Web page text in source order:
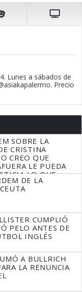
Lunes a sábados de
Precio
SOBRE LA
CRISTINA
CREO QUE
LE PUEDA
LO QUE
DE LA
CUMPLIÓ
PELO ANTES DE
INGLÉS
A BULLRICH
LA RENUNCIA